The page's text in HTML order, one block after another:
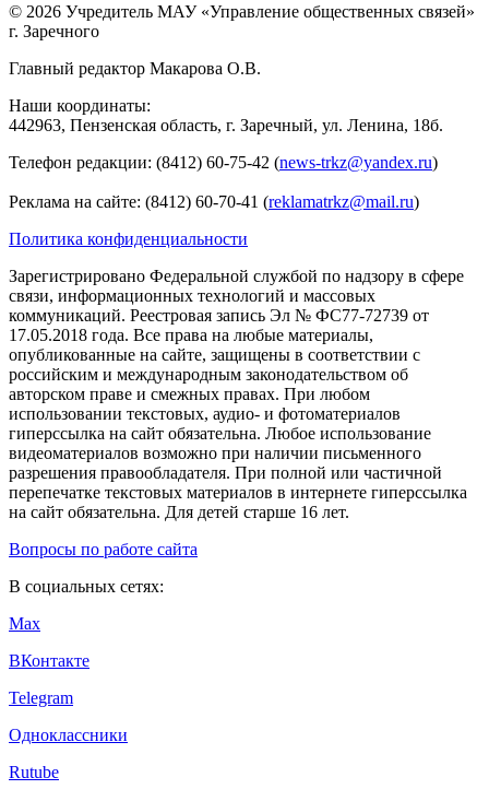
© 2026 Учредитель МАУ «Управление общественных связей»
г. Заречного
Главный редактор Макарова О.В.
Наши координаты:
442963, Пензенская область, г. Заречный, ул. Ленина, 18б.
Телефон редакции: (8412) 60-75-42 (news-trkz@yandex.ru)
Реклама на сайте: (8412) 60-70-41 (reklamatrkz@mail.ru)
Политика конфиденциальности
Зарегистрировано Федеральной службой по надзору в сфере
связи, информационных технологий и массовых
коммуникаций. Реестровая запись Эл № ФС77-72739 от
17.05.2018 года. Все права на любые материалы,
опубликованные на сайте, защищены в соответствии с
российским и международным законодательством об
авторском праве и смежных правах. При любом
использовании текстовых, аудио- и фотоматериалов
гиперссылка на сайт обязательна. Любое использование
видеоматериалов возможно при наличии письменного
разрешения правообладателя. При полной или частичной
перепечатке текстовых материалов в интернете гиперссылка
на сайт обязательна. Для детей старше 16 лет.
Вопросы по работе сайта
В социальных сетях:
Max
ВКонтакте
Telegram
Одноклассники
Rutube